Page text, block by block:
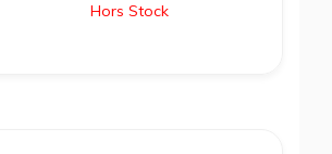
Hors Stock